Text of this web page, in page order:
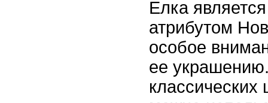
Елка
атрибутом
особое
ее